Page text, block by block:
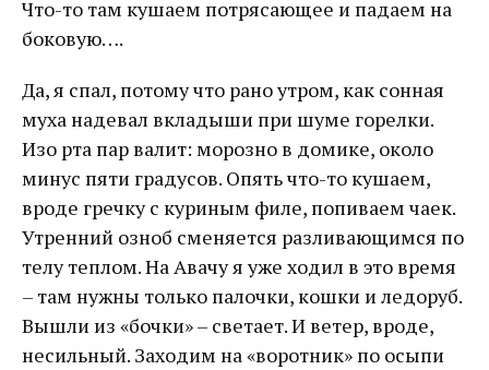
Что-то там кушаем потрясающее и падаем на
боковую….
Да, я спал, потому что рано утром, как сонная
муха надевал вкладыши при шуме горелки.
Изо рта пар валит: морозно в домике, около
минус пяти градусов. Опять что-то кушаем,
вроде гречку с куриным филе, попиваем чаек.
Утренний озноб сменяется разливающимся по
телу теплом. На Авачу я уже ходил в это время
– там нужны только палочки, кошки и ледоруб.
Вышли из «бочки» – светает. И ветер, вроде,
несильный. Заходим на «воротник» по осыпи